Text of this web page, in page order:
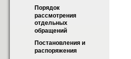
Порядок
рассмотрения
отдельных
обращений
Постановления и
распоряжения